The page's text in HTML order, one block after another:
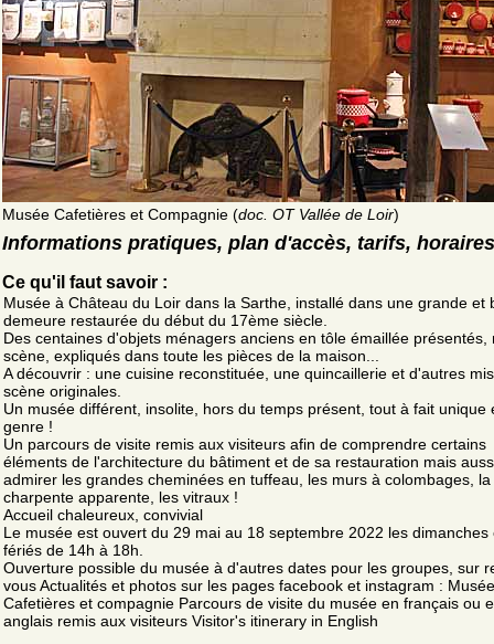
Musée Cafetières et Compagnie (doc. OT Vallée de Loir)
Informations pratiques, plan d'accès, tarifs, horaires
Ce qu'il faut savoir :
Musée à Château du Loir dans la Sarthe, installé dans une grande et
demeure restaurée du début du 17ème siècle.
Des centaines d'objets ménagers anciens en tôle émaillée présentés,
scène, expliqués dans toute les pièces de la maison...
A découvrir : une cuisine reconstituée, une quincaillerie et d'autres
scène originales.
Un musée différent, insolite, hors du temps présent, tout à fait unique
genre !
Un parcours de visite remis aux visiteurs afin de comprendre certains
éléments de l'architecture du bâtiment et de sa restauration mais
admirer les grandes cheminées en tuffeau, les murs à colombages, la
charpente apparente, les vitraux !
Accueil chaleureux, convivial
Le musée est ouvert du 29 mai au 18 septembre 2022 les dimanches
fériés de 14h à 18h.
Ouverture possible du musée à d'autres dates pour les groupes, sur
vous Actualités et photos sur les pages facebook et instagram : Musée
Cafetières et compagnie Parcours de visite du musée en français ou
anglais remis aux visiteurs Visitor's itinerary in English